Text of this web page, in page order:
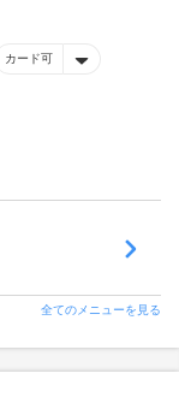
カード可
全てのメニューを見る